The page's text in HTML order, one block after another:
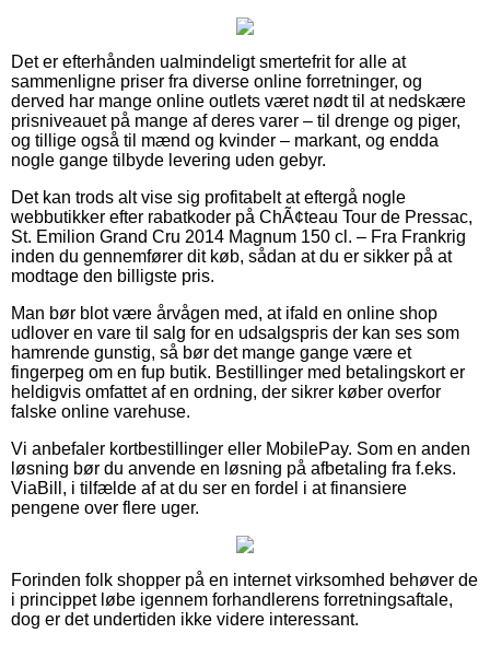
Det er efterhånden ualmindeligt smertefrit for alle at
sammenligne priser fra diverse online forretninger, og
derved har mange online outlets været nødt til at nedskære
prisniveauet på mange af deres varer – til drenge og piger,
og tillige også til mænd og kvinder – markant, og endda
nogle gange tilbyde levering uden gebyr.
Det kan trods alt vise sig profitabelt at eftergå nogle
webbutikker efter rabatkoder på ChÃ¢teau Tour de Pressac,
St. Emilion Grand Cru 2014 Magnum 150 cl. – Fra Frankrig
inden du gennemfører dit køb, sådan at du er sikker på at
modtage den billigste pris.
Man bør blot være årvågen med, at ifald en online shop
udlover en vare til salg for en udsalgspris der kan ses som
hamrende gunstig, så bør det mange gange være et
fingerpeg om en fup butik. Bestillinger med betalingskort er
heldigvis omfattet af en ordning, der sikrer køber overfor
falske online varehuse.
Vi anbefaler kortbestillinger eller MobilePay. Som en anden
løsning bør du anvende en løsning på afbetaling fra f.eks.
ViaBill, i tilfælde af at du ser en fordel i at finansiere
pengene over flere uger.
Forinden folk shopper på en internet virksomhed behøver de
i princippet løbe igennem forhandlerens forretningsaftale,
dog er det undertiden ikke videre interessant.